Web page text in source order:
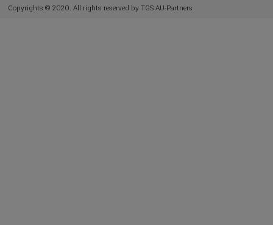
Copyrights © 2020. All rights reserved byTGS AU-Partners